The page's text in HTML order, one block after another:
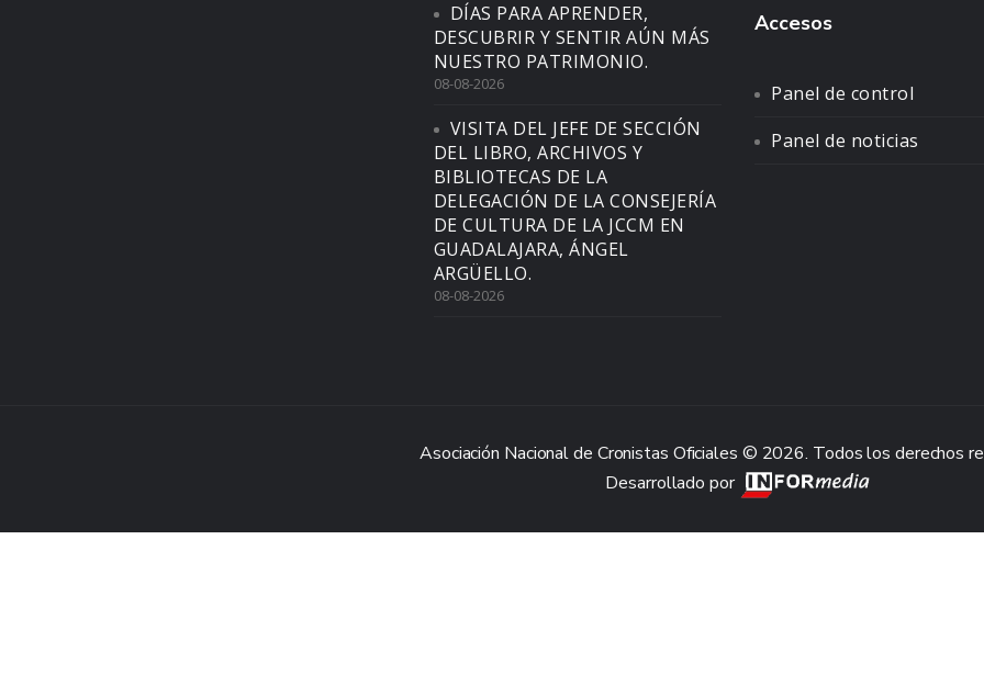
DÍAS PARA APRENDER,
DESCUBRIR Y SENTIR AÚN MÁS
NUESTRO PATRIMONIO.
08-08-2026
VISITA DEL JEFE DE SECCIÓN
DEL LIBRO, ARCHIVOS Y
BIBLIOTECAS DE LA
DELEGACIÓN DE LA CONSEJERÍA
DE CULTURA DE LA JCCM EN
GUADALAJARA, ÁNGEL
ARGÜELLO.
08-08-2026
Accesos
Panel de control
Panel de noticias
Asociación Nacional de Cronistas Oficiales © 2026. Todos los derechos
Desarrollado por